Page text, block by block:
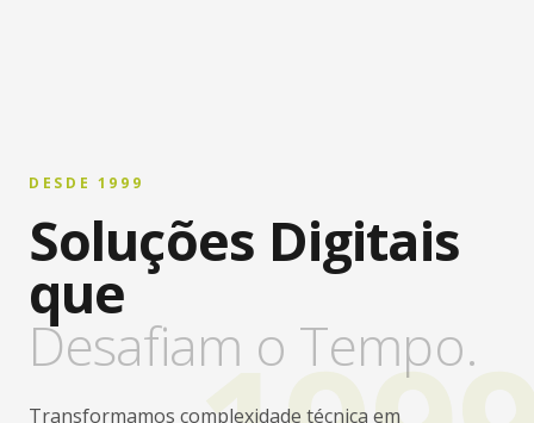
DESDE 1999
Soluções Digitais
que
Desafiam o Tempo.
Transformamos complexidade técnica em